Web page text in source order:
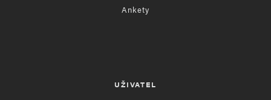
Ankety
UŽIVATEL